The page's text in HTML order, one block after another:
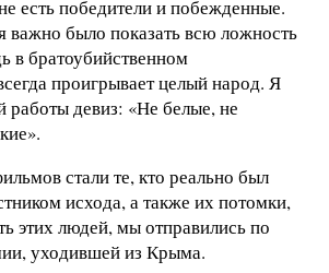
есть победители и побежденные.
важно было показать всю ложность
в братоубийственном
проигрывает целый народ. Я
работы девиз: «Не белые, не
стали те, кто реально был
исхода, а также их потомки,
этих людей, мы отправились по
уходившей из Крыма.